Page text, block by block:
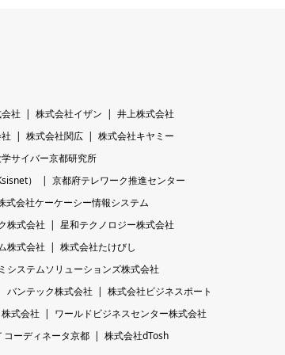
社 株式会社イザン
井上株式会社
株式会社関広
株式会社キヤミー
サイバー京都研究所
）
京都府テレワーク推進センター
式会社ケーケーシー情報システム
株式会社
星和テクノロジー株式会社
株式会社
株式会社たけびし
システムソリューションズ株式会社
バンテック株式会社
株式会社ビジネスポート
式会社
ワールドビジネスセンター株式会社
コーディネータ京都
株式会社dTosh